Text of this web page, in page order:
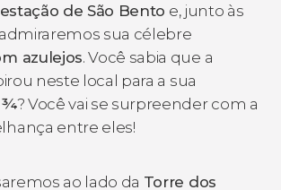
estação de São Bento e, junto às
sua célebre
azulejos. Você sabia que a
neste local para a sua
¾? Você vai se surpreender com a
entre eles!
ao lado da Torre dos